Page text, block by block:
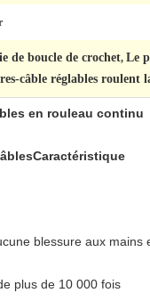
de boucle de crochet, Le
câble réglables roulent
en rouleau continu
Caractéristique
blessure aux
plus de 10 000 fois